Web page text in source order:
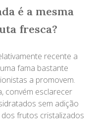
é a mesma
fresca?
recente a
fama bastante
a promovem.
convém esclarecer
sem adição
frutos cristalizados